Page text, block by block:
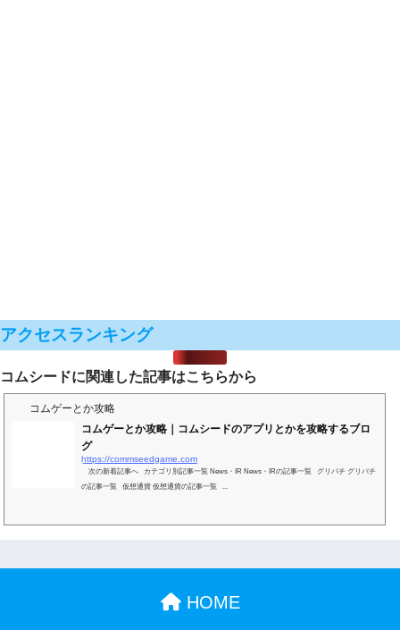
アクセスランキング
コムシードに関連した記事はこちらから
コムゲーとか攻略
コムゲーとか攻略｜コムシードのアプリとかを攻略するブロ
グ
https://commseedgame.com
次の新着記事へ カテゴリ別記事一覧 News・IR News・IRの記事一覧 グリパチ グリパチ
の記事一覧 仮想通貨 仮想通貨の記事一覧 ...
HOME